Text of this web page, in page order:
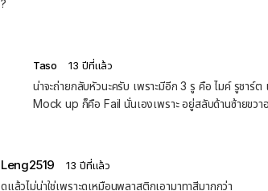
?
Taso 13 ปีที่แล้ว
น่าจะถ่ายกลับหัวนะครับ เพราะมีอีก 3 รู คือ ไมค์ รูชา
Mock up ก็คือ Fail นั่นเองเพราะ อยู่สลับด้านซ้ายขว
Leng2519 13 ปีที่แล้ว
ดูแล้วไม่น่าใช่เพราะดูเหมือนพลาสติกเอามาทาสีมากกว่า